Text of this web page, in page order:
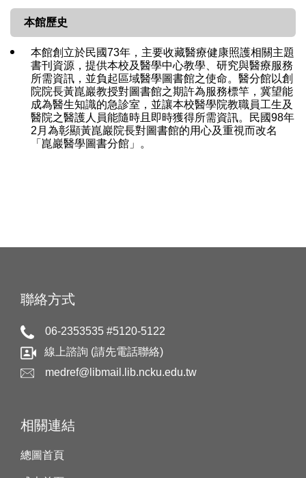
樓層配置
虛擬圖書館
捐贈芬芳錄
表單下載
最新消息
講習課程
活動精選
本館歷史
本館創立於民國73年，主要收藏醫療健康照護相關主題
書刊資源，提供本校及醫學中心教學、研究與醫療服務
所需資訊，並負起區域醫學圖書館之使命。醫分館以創
院院長黃崑巖教授對圖書館之期許為服務標竿，冀望能
成為醫生知識的急診室，並讓本校醫學院教職員工生及
醫院之醫護人員能隨時且即時獲得所需資訊。民國98年
2月為彰顯黃崑巖院長對圖書館的用心及重視而改名
「崑巖醫學圖書分館」。
聯絡方式
06-2353535 #5120-5122
線上諮詢 (請先電話聯絡)
medref@libmail.lib.ncku.edu.tw
相關連結
總圖首頁